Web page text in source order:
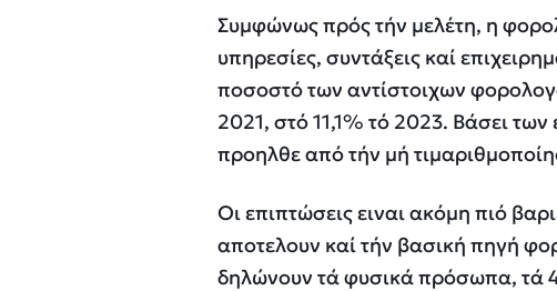
Συμφώνως πρός τήν μελέτη, η
υπηρεσίες, συντάξεις καί
ποσοστό των αντίστοιχων
2021, στό 11,1% τό 2023. Βάσει
προηλθε από τήν μή
Οι επιπτώσεις ειναι ακόμη πιό
αποτελουν καί τήν βασική πηγή
δηλώνουν τά φυσικά πρόσωπα, τά